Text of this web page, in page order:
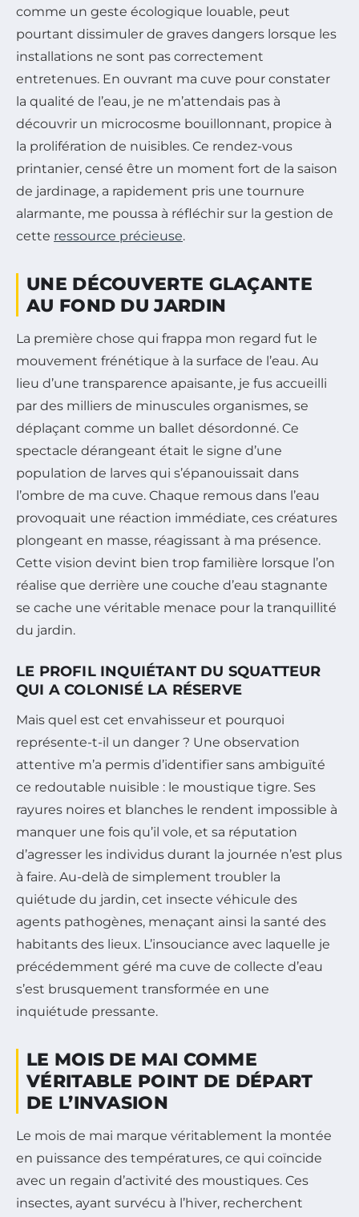
comme un geste écologique louable, peut
pourtant dissimuler de graves dangers lorsque les
installations ne sont pas correctement
entretenues. En ouvrant ma cuve pour constater
la qualité de l’eau, je ne m’attendais pas à
découvrir un microcosme bouillonnant, propice à
la prolifération de nuisibles. Ce rendez-vous
printanier, censé être un moment fort de la saison
de jardinage, a rapidement pris une tournure
alarmante, me poussa à réfléchir sur la gestion de
cette ressource précieuse.
UNE DÉCOUVERTE GLAÇANTE
AU FOND DU JARDIN
La première chose qui frappa mon regard fut le
mouvement frénétique à la surface de l’eau. Au
lieu d’une transparence apaisante, je fus accueilli
par des milliers de minuscules organismes, se
déplaçant comme un ballet désordonné. Ce
spectacle dérangeant était le signe d’une
population de larves qui s’épanouissait dans
l’ombre de ma cuve. Chaque remous dans l’eau
provoquait une réaction immédiate, ces créatures
plongeant en masse, réagissant à ma présence.
Cette vision devint bien trop familière lorsque l’on
réalise que derrière une couche d’eau stagnante
se cache une véritable menace pour la tranquillité
du jardin.
LE PROFIL INQUIÉTANT DU SQUATTEUR
QUI A COLONISÉ LA RÉSERVE
Mais quel est cet envahisseur et pourquoi
représente-t-il un danger ? Une observation
attentive m’a permis d’identifier sans ambiguïté
ce redoutable nuisible : le moustique tigre. Ses
rayures noires et blanches le rendent impossible à
manquer une fois qu’il vole, et sa réputation
d’agresser les individus durant la journée n’est plus
à faire. Au-delà de simplement troubler la
quiétude du jardin, cet insecte véhicule des
agents pathogènes, menaçant ainsi la santé des
habitants des lieux. L’insouciance avec laquelle je
précédemment géré ma cuve de collecte d’eau
s’est brusquement transformée en une
inquiétude pressante.
LE MOIS DE MAI COMME
VÉRITABLE POINT DE DÉPART
DE L’INVASION
Le mois de mai marque véritablement la montée
en puissance des températures, ce qui coïncide
avec un regain d’activité des moustiques. Ces
insectes, ayant survécu à l’hiver, recherchent